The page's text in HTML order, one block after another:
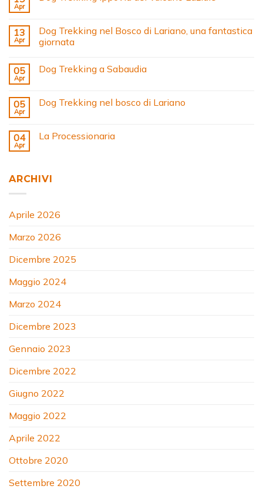
Apr
13
Apr
Dog Trekking nel Bosco di Lariano, una fantastica
giornata
05
Apr
Dog Trekking a Sabaudia
05
Apr
Dog Trekking nel bosco di Lariano
04
Apr
La Processionaria
ARCHIVI
Aprile 2026
Marzo 2026
Dicembre 2025
Maggio 2024
Marzo 2024
Dicembre 2023
Gennaio 2023
Dicembre 2022
Giugno 2022
Maggio 2022
Aprile 2022
Ottobre 2020
Settembre 2020